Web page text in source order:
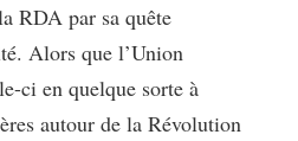
RDA par sa quête
Alors que l’Union
ci en quelque sorte à
autour de la Révolution